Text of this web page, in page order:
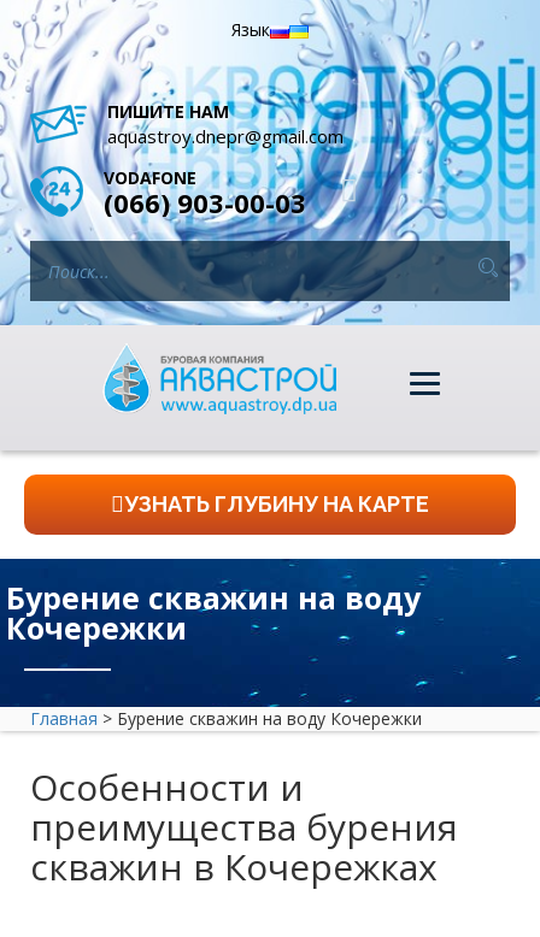
Язык
ПИШИТЕ НАМ
aquastroy.dnepr@gmail.com
VODAFONE
(066) 903-00-03
УЗНАТЬ ГЛУБИНУ НА КАРТЕ
Бурение скважин на воду
Кочережки
Главная > Бурение скважин на воду Кочережки
Особенности и
преимущества бурения
скважин в Кочережках